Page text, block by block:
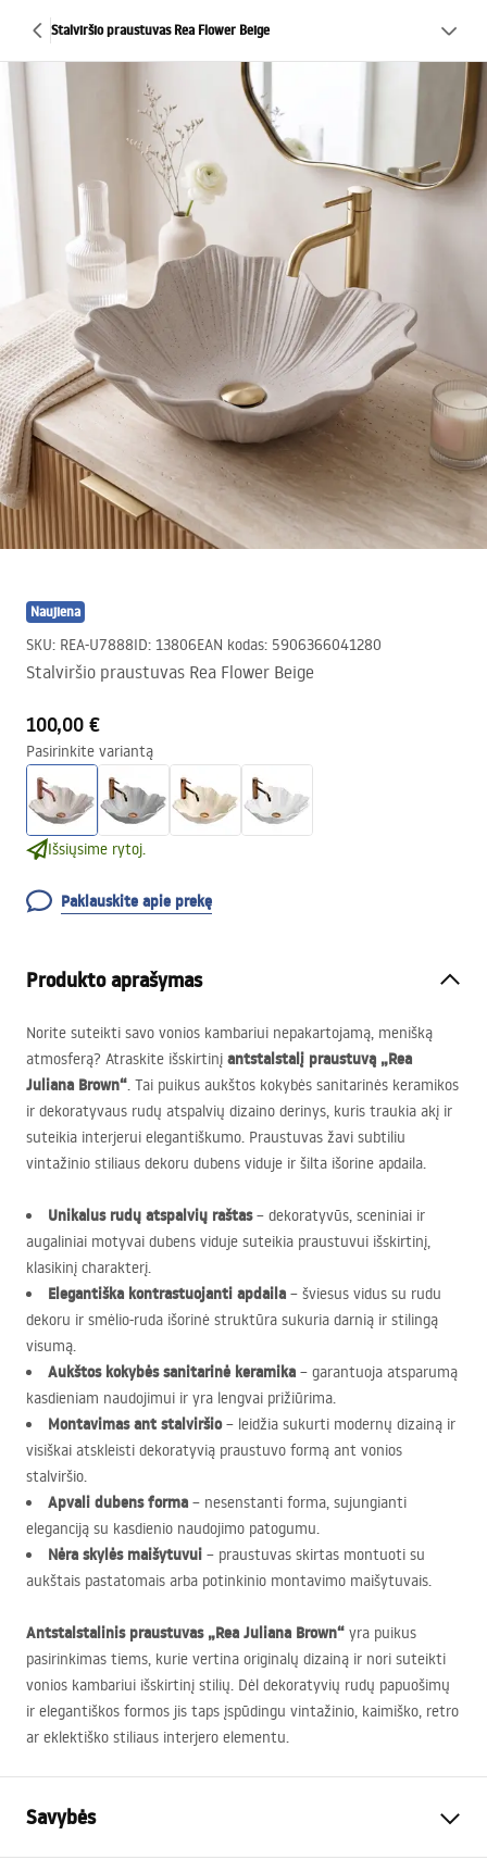
Stalviršio praustuvas Rea Flower Beige
Naujiena
SKU: REA-U7888ID: 13806EAN kodas: 5906366041280
Stalviršio praustuvas Rea Flower Beige
100,00 €
Pasirinkite variantą
Išsiųsime rytoj.
Paklauskite apie prekę
Produkto aprašymas
Norite suteikti savo vonios kambariui nepakartojamą, menišką
atmosferą? Atraskite išskirtinį antstalstalį praustuvą „Rea
Juliana Brown“. Tai puikus aukštos kokybės sanitarinės keramikos
ir dekoratyvaus rudų atspalvių dizaino derinys, kuris traukia akį ir
suteikia interjerui elegantiškumo. Praustuvas žavi subtiliu
vintažinio stiliaus dekoru dubens viduje ir šilta išorine apdaila.
Unikalus rudų atspalvių raštas– dekoratyvūs, sceniniai ir
augaliniai motyvai dubens viduje suteikia praustuvui išskirtinį,
klasikinį charakterį.
Elegantiška kontrastuojanti apdaila – šviesus vidus su rudu
dekoru ir smėlio-ruda išorinė struktūra sukuria darnią ir stilingą
visumą.
Aukštos kokybės sanitarinė keramika – garantuoja atsparumą
kasdieniam naudojimui ir yra lengvai prižiūrima.
Montavimas ant stalviršio– leidžia sukurti modernų dizainą ir
visiškai atskleisti dekoratyvią praustuvo formą ant vonios
stalviršio.
Apvali dubens forma – nesenstanti forma, sujungianti
eleganciją su kasdienio naudojimo patogumu.
Nėra skylės maišytuvui – praustuvas skirtas montuoti su
aukštais pastatomais arba potinkinio montavimo maišytuvais.
Antstalstalinis praustuvas „Rea Juliana Brown“ yra puikus
pasirinkimas tiems, kurie vertina originalų dizainą ir nori suteikti
vonios kambariui išskirtinį stilių. Dėl dekoratyvių rudų papuošimų
ir elegantiškos formos jis taps įspūdingu vintažinio, kaimiško, retro
ar eklektiško stiliaus interjero elementu.
Savybės